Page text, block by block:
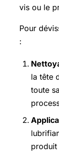
vis ou le
Pour
:
la tête
toute
produit